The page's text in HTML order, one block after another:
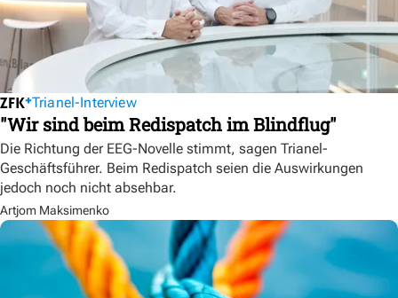
Trianel-Interview
"Wir sind beim Redispatch im Blindflug"
Die Richtung der EEG-Novelle stimmt, sagen Trianel-
Geschäftsführer. Beim Redispatch seien die Auswirkungen
jedoch noch nicht absehbar.
Artjom Maksimenko